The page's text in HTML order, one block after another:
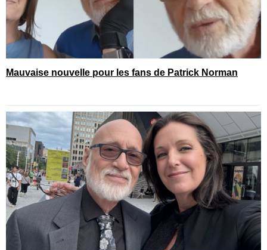
Mauvaise nouvelle pour les fans de Patrick Norman